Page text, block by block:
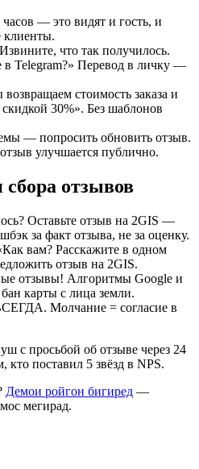
— это видят и гость, и
клиенты.
что так получилось.
в Telegram?» Перевод в личку —
стоимость заказа и
30%». Без шаблонов
— попросить обновить отзыв.
улучшается публично.
отзывов
Оставьте отзыв на 2GIS —
за факт отзыва, не за оценку.
вам? Расскажите в одном
отзыв на 2GIS.
отзывы! Алгоритмы Google и
карты с лица земли.
Молчание = согласие в
с просьбой об отзыве через 24
кто поставил 5 звёзд в NPS.
Демои ройгон бигиред —
мегирад.